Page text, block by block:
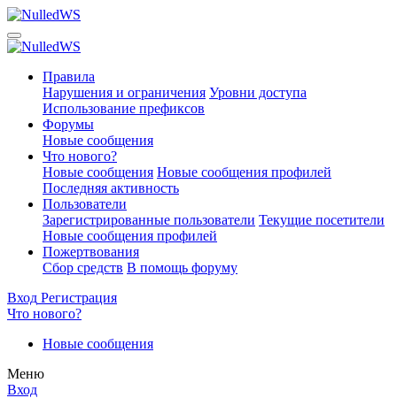
Правила
Нарушения и ограничения Уровни доступа
Использование префиксов
Форумы
Новые сообщения
Что нового?
Новые сообщения Новые сообщения профилей
Последняя активность
Пользователи
Зарегистрированные пользователи Текущие посетители
Новые сообщения профилей
Пожертвования
Сбор средств В помощь форуму
Вход Регистрация
Что нового?
Новые сообщения
Меню
Вход